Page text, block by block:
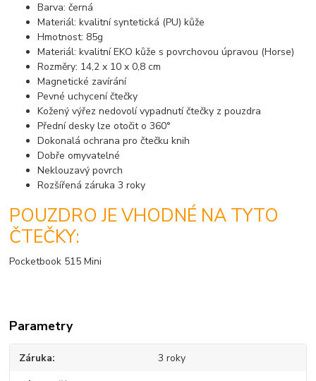
Barva: černá
Materiál: kvalitní syntetická (PU) kůže
Hmotnost: 85g
Materiál: kvalitní EKO kůže s povrchovou úpravou (Horse)
Rozměry: 14,2 x 10 x 0,8 cm
Magnetické zavírání
Pevné uchycení čtečky
Kožený výřez nedovolí vypadnutí čtečky z pouzdra
Přední desky lze otočit o 360°
Dokonalá ochrana pro čtečku knih
Dobře omyvatelné
Neklouzavý povrch
Rozšířená záruka 3 roky
POUZDRO JE VHODNÉ NA TYTO
ČTEČKY:
Pocketbook 515 Mini
Parametry
Záruka 3 roky